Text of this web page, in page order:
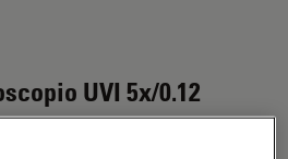
UVI 5x/0.12